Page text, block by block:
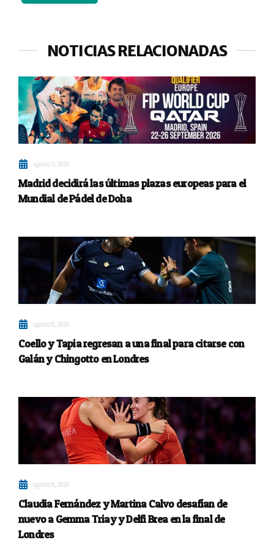
NOTICIAS RELACIONADAS
agosto 9, 2026
Madrid decidirá las últimas plazas europeas para el
Mundial de Pádel de Doha
agosto 8, 2026
Coello y Tapia regresan a una final para citarse con
Galán y Chingotto en Londres
agosto 8, 2026
Claudia Fernández y Martina Calvo desafían de
nuevo a Gemma Triay y Delfi Brea en la final de
Londres